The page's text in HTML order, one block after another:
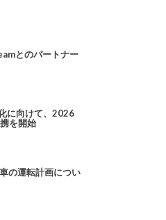
とのパートナー
に向けて、2026
を開始
の運転計画につい